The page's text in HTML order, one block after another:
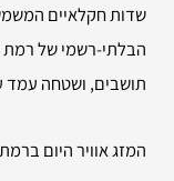
שדות חקלאיים
תושבים, ושטחה עמד על כ-
המזג אוויר היום